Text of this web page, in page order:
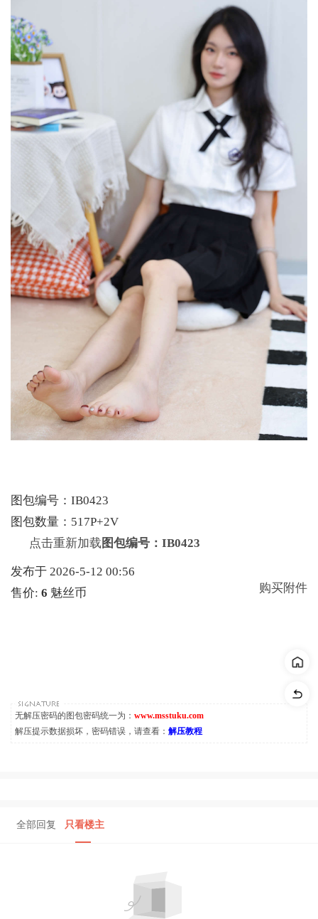
图包编号：IB0423
图包数量：517P+2V
点击重新加载 图包编号：IB0423
发布于 2026-5-12 00:56
售价: 6 魅丝币 购买附件
无解压密码的图包密码统一为： www.msstuku.com
解压提示数据损坏，密码错误，请查看： 解压教程
全部回复 只看楼主